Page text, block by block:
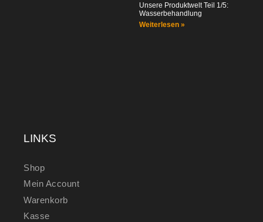
Unsere Produktwelt Teil 1/5:
Wasserbehandlung
Weiterlesen »
LINKS
Shop
Mein Account
Warenkorb
Kasse